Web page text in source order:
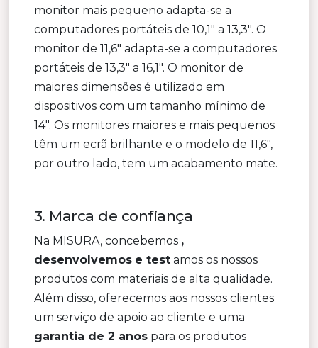
monitor mais pequeno adapta-se a
computadores portáteis de 10,1″ a 13,3″. O
monitor de 11,6″ adapta-se a computadores
portáteis de 13,3″ a 16,1″. O monitor de
maiores dimensões é utilizado em
dispositivos com um tamanho mínimo de
14″. Os monitores maiores e mais pequenos
têm um ecrã brilhante e o modelo de 11,6″,
por outro lado, tem um acabamento mate.
3. Marca de confiança
Na MISURA, concebemos ,
desenvolvemos e test amos os nossos
produtos com materiais de alta qualidade.
Além disso, oferecemos aos nossos clientes
um serviço de apoio ao cliente e uma
garantia de 2 anos para os produtos